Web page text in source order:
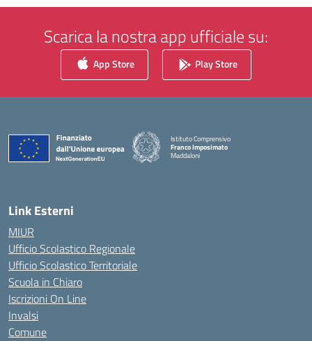
Scarica la nostra app ufficiale su:
App Store Play Store
Istituto Comprensivo
Franco Imposimato
Maddaloni
Link Esterni
MIUR
Ufficio Scolastico Regionale
Ufficio Scolastico Territoriale
Scuola in Chiaro
Iscrizioni On Line
Invalsi
Comune